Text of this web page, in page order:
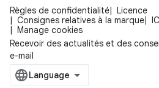
Règles de confidentialité
Licence
Consignes relatives à la marque
Manage cookies
Recevoir des actualités et des
e-mail